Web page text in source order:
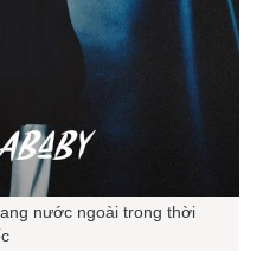
nước ngoài trong thời